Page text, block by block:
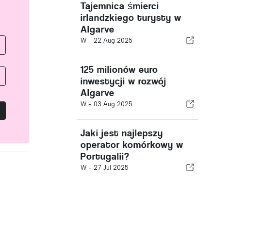
Tajemnica śmierci
irlandzkiego turysty w
Algarve
W - 22 Aug 2025
125 milionów euro
inwestycji w rozwój
Algarve
W - 03 Aug 2025
Jaki jest najlepszy
operator komórkowy w
Portugalii?
W - 27 Jul 2025